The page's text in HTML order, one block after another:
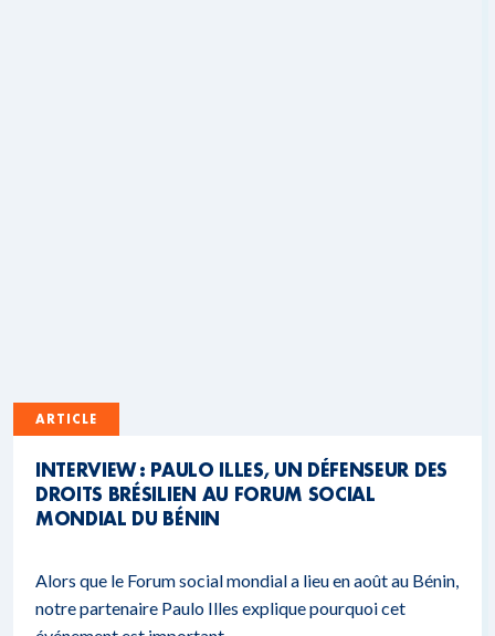
ARTICLE
INTERVIEW : PAULO ILLES, UN DÉFENSEUR DES
DROITS BRÉSILIEN AU FORUM SOCIAL
MONDIAL DU BÉNIN
Alors que le Forum social mondial a lieu en août au Bénin,
notre partenaire Paulo Illes explique pourquoi cet